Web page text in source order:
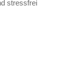
stressfrei